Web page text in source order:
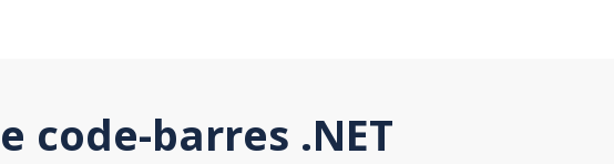
code-barres .NET